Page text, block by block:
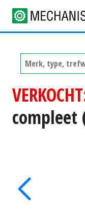
compleet